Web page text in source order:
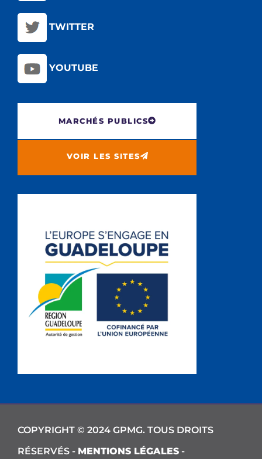
TWITTER
YOUTUBE
MARCHÉS PUBLICS
VOIR LES SITES
COPYRIGHT © 2024 GPMG. TOUS DROITS
RÉSERVÉS - MENTIONS LÉGALES -